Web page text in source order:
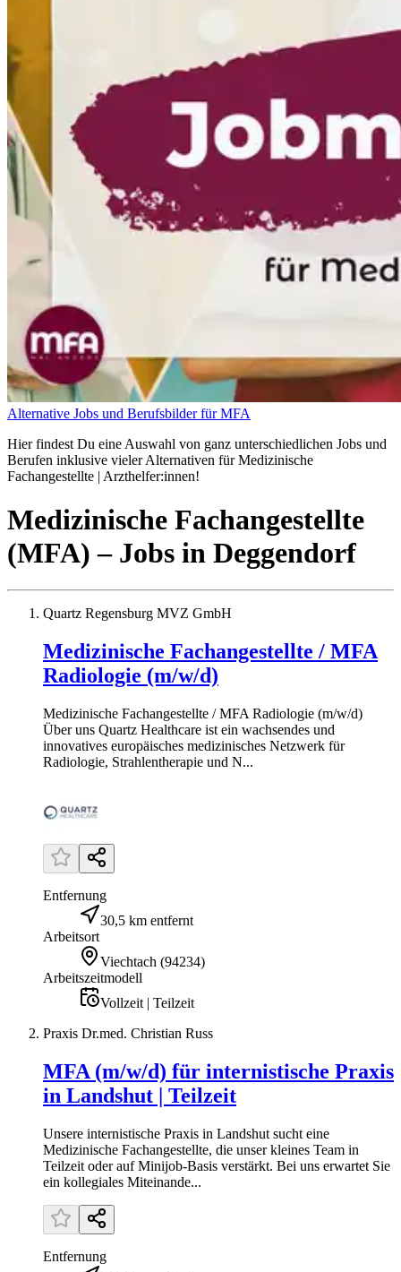
Alternative Jobs und Berufsbilder für MFA
Hier findest Du eine Auswahl von ganz unterschiedlichen Jobs und
Berufen inklusive vieler Alternativen für Medizinische
Fachangestellte | Arzthelfer:innen!
Medizinische Fachangestellte
(MFA) – Jobs in Deggendorf
Quartz Regensburg MVZ GmbH
Medizinische Fachangestellte / MFA
Radiologie (m/w/d)
Medizinische Fachangestellte / MFA Radiologie (m/w/d)
Über uns Quartz Healthcare ist ein wachsendes und
innovatives europäisches medizinisches Netzwerk für
Radiologie, Strahlentherapie und N...
Entfernung
30,5 km entfernt
Arbeitsort
Viechtach (94234)
Arbeitszeitmodell
Vollzeit | Teilzeit
Praxis Dr.med. Christian Russ
MFA (m/w/d) für internistische Praxis
in Landshut | Teilzeit
Unsere internistische Praxis in Landshut sucht eine
Medizinische Fachangestellte, die unser kleines Team in
Teilzeit oder auf Minijob-Basis verstärkt. Bei uns erwartet Sie
ein kollegiales Miteinande...
Entfernung